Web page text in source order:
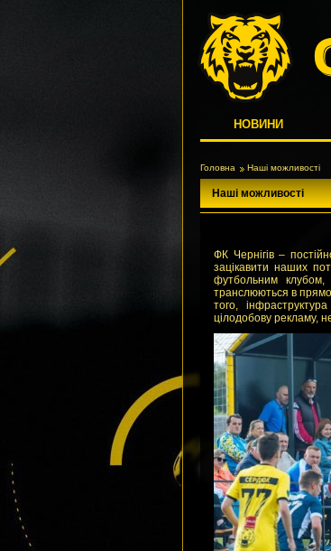
НОВИНИ
Головна Наші можливості
Наші можливості
ФК Чернігів –
зацікавити наших
футбольним
транслюються в
того,
цілодобову рекламу,